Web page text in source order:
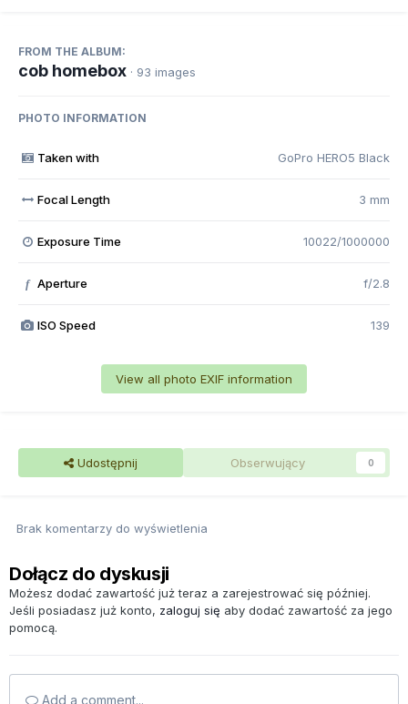
FROM THE ALBUM:
cob homebox · 93 images
PHOTO INFORMATION
Taken with GoPro HERO5 Black
Focal Length 3 mm
Exposure Time 10022/1000000
f Aperture f/2.8
ISO Speed 139
View all photo EXIF information
Udostępnij Obserwujący 0
Brak komentarzy do wyświetlenia
Dołącz do dyskusji
Możesz dodać zawartość już teraz a zarejestrować się później.
Jeśli posiadasz już konto, zaloguj się aby dodać zawartość za jego
pomocą.
Add a comment...